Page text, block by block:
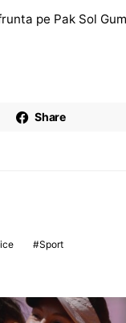
pe Pak Sol
Share
Sport